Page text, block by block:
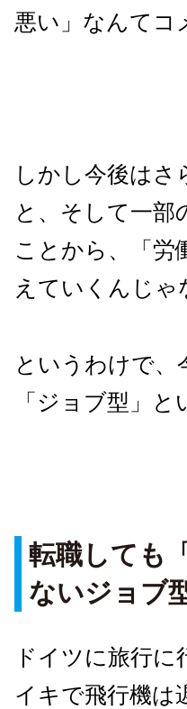
悪い」なんてコ
しかし今後はさ
と、そして一部
ことから、「労
えていくんじゃ
というわけで
「ジョブ型」
転職しても
ないジョブ
ドイツに旅行
イキで飛行機は